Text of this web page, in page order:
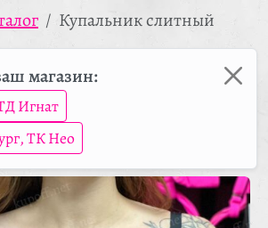
Купальник слитный
магазин:
Игнат
ТК Нео